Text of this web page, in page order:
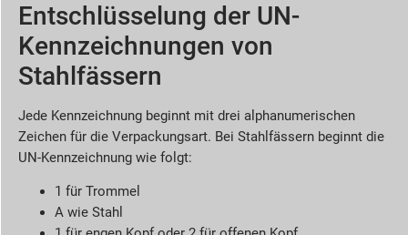
Entschlüsselung der UN-
Kennzeichnungen von
Stahlfässern
Jede Kennzeichnung beginnt mit drei alphanumerischen
Zeichen für die Verpackungsart. Bei Stahlfässern beginnt die
UN-Kennzeichnung wie folgt:
1 für Trommel
A wie Stahl